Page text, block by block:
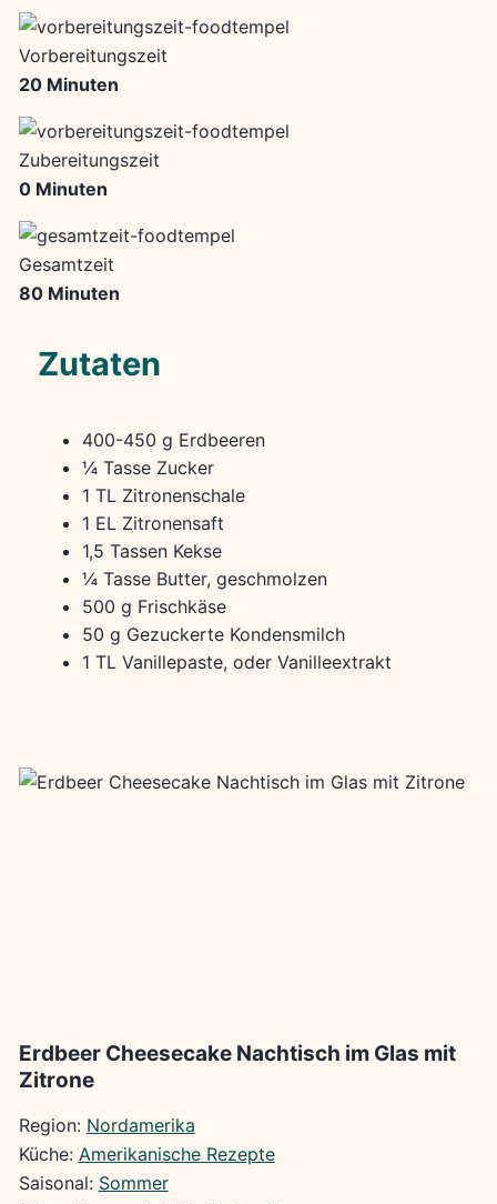
Vorbereitungszeit
20 Minuten
Zubereitungszeit
0 Minuten
Gesamtzeit
80 Minuten
Zutaten
400-450 g Erdbeeren
¼ Tasse Zucker
1 TL Zitronenschale
1 EL Zitronensaft
1,5 Tassen Kekse
¼ Tasse Butter, geschmolzen
500 g Frischkäse
50 g Gezuckerte Kondensmilch
1 TL Vanillepaste, oder Vanilleextrakt
Erdbeer Cheesecake Nachtisch im Glas mit
Zitrone
Region: Nordamerika
Küche: Amerikanische Rezepte
Saisonal: Sommer